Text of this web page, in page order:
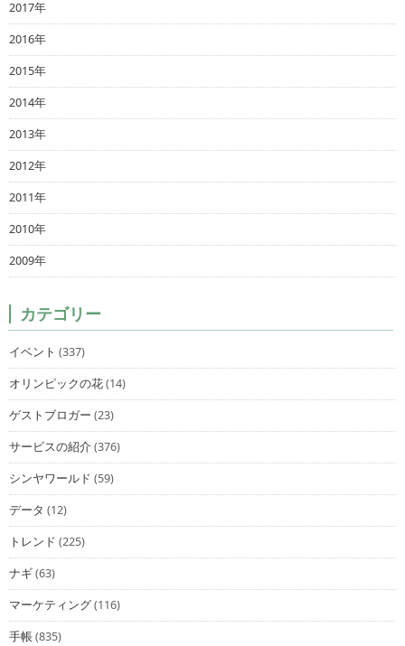
2017年
2016年
2015年
2014年
2013年
2012年
2011年
2010年
2009年
カテゴリー
イベント (337)
オリンピックの花(14)
ゲストブロガー (23)
サービスの紹介(376)
シンヤワールド (59)
データ (12)
トレンド (225)
ナギ(63)
マーケティング(116)
手帳(835)